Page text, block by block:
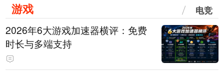
游戏 电竞
2026年6大游戏加速器横评：免费
时长与多端支持